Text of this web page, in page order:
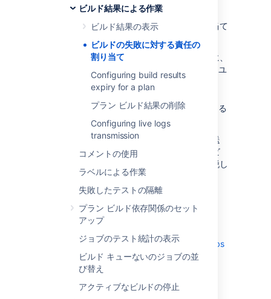
ビルド結果による作業
ビルド結果の表示
ビルドの失敗に対する責任の
割り当て
Configuring build results
expiry for a plan
プラン ビルド結果の削除
Configuring live logs
transmission
コメントの使用
ラベルによる作業
失敗したテストの隔離
プラン ビルド依存関係のセット
アップ
ジョブのテスト統計の表示
ビルド キューないのジョブの並
び替え
アクティブなビルドの停止
yourself.
失敗したビルドの修正を担当するように割り当て
るには2つの方法があります。
ビルドの失敗時に、Bamboo が自動的に、
失敗したビルドにコードをコミットしたユ
ーザーをすべて責任者として割り当てま
手動でユーザーを責任者として割り当てる
ことができます。
Bamboo は割り当てられたユーザーに通知を送
信します。ビルドが成功すると、Bamboo はビ
彼らは困難を脱し
Note that notifications need to have been
configured first, using the Change of
responsibilitiesEvent
Configuring notifications for a plan and its jobs
for more information.
関連ページ